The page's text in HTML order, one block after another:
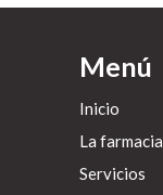
Menú
Inicio
La farmacia
Servicios